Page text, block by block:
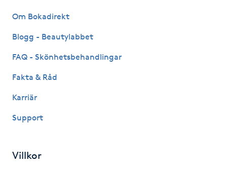
Hot yoga
Huduppstramning
Om Bokadirekt
Blogg - Beautylabbet
FAQ - Skönhetsbehandlingar
Fakta & Råd
Karriär
Support
Villkor